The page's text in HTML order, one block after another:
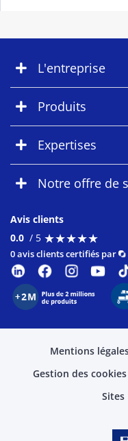
L'entreprise
Produits
Expertises
Notre offre de
Avis clients
0.0 / 5 ★★★★★
★★★★★
0 avis clients certifiés par
Mentions
Gestion des cookies